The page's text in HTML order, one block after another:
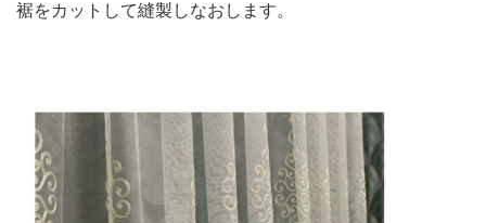
裾をカットして縫製しなおします。